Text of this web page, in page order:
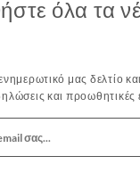
όλα τα
μας δελτίο
και προωθητικές